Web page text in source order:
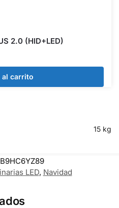
2.0 (HID+LED)
al carrito
15 kg
LED, Navidad